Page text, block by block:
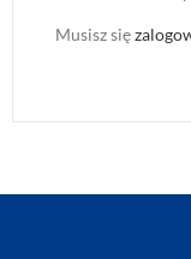
Musisz się